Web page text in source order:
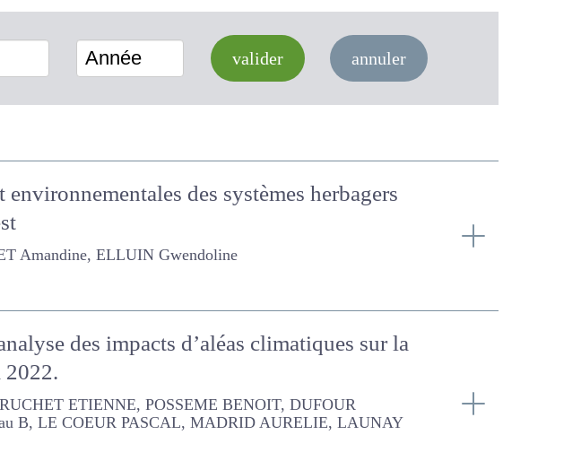
Année valider annuler
et environnementales des systèmes
Ouest
ELLUIN Gwendoline
des impacts d’aléas climatiques sur
2022.
POSSEME BENOIT, DUFOUR Grégoire, PIERRE PATRICE,
LAUNAY FABIENNE